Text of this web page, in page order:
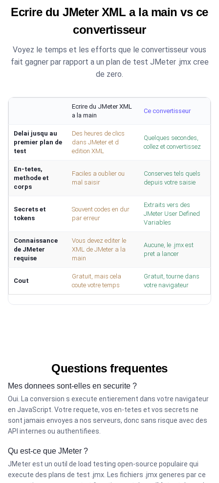
Ecrire du JMeter XML a la main vs ce
convertisseur
Voyez le temps et les efforts que le convertisseur vous
fait gagner par rapport a un plan de test JMeter .jmx cree
de zero.
Ecrire du JMeter XML
a la main
Ce convertisseur
Delai jusqu au
premier plan de
test
Des heures de clics
dans JMeter et d
edition XML
Quelques secondes,
collez et convertissez
En-tetes,
methode et
corps
Faciles a oublier ou
mal saisir
Conserves tels quels
depuis votre saisie
Secrets et
tokens
Souvent codes en dur
par erreur
Extraits vers des
JMeter User Defined
Variables
Connaissance
de JMeter
requise
Vous devez editer le
XML de JMeter a la
main
Aucune, le .jmx est
pret a lancer
Cout
Gratuit, mais cela
coute votre temps
Gratuit, tourne dans
votre navigateur
Questions frequentes
Mes donnees sont-elles en securite ?
Oui. La conversion s execute entierement dans votre navigateur
en JavaScript. Votre requete, vos en-tetes et vos secrets ne
sont jamais envoyes a nos serveurs, donc sans risque avec des
API internes ou authentifiees.
Qu est-ce que JMeter ?
JMeter est un outil de load testing open-source populaire qui
execute des plans de test .jmx. Les fichiers .jmx generes par ce